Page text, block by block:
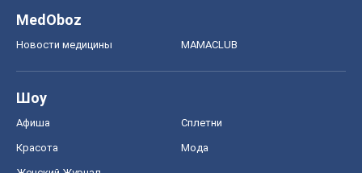
MedOboz
Новости медицины MAMACLUB
Шоу
Афиша Сплетни
Красота Мода